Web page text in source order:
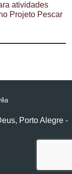
atividades
Projeto Pescar
Porto Alegre -